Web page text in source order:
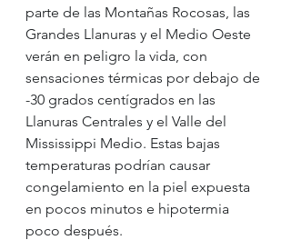
parte de las Montañas Rocosas, las
Grandes Llanuras y el Medio Oeste
verán en peligro la vida, con
sensaciones térmicas por debajo de
-30 grados centígrados en las
Llanuras Centrales y el Valle del
Mississippi Medio. Estas bajas
temperaturas podrían causar
congelamiento en la piel expuesta
en pocos minutos e hipotermia
poco después.